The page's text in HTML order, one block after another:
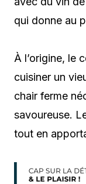
qui donne au
À l’origine, le
cuisiner un
chair ferme
savoureuse.
tout en